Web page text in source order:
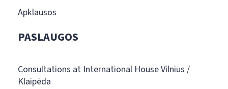
Apklausos
PASLAUGOS
Consultations at International House Vilnius /
Klaipėda